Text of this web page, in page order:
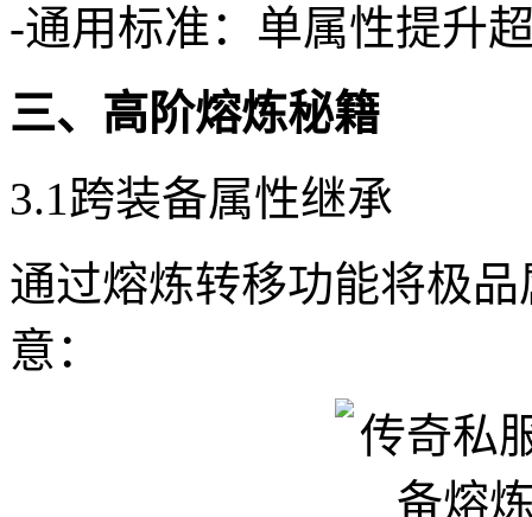
-通用标准：单属性提升
三、高阶熔炼秘籍
3.1跨装备属性继承
通过熔炼转移功能将极
意：